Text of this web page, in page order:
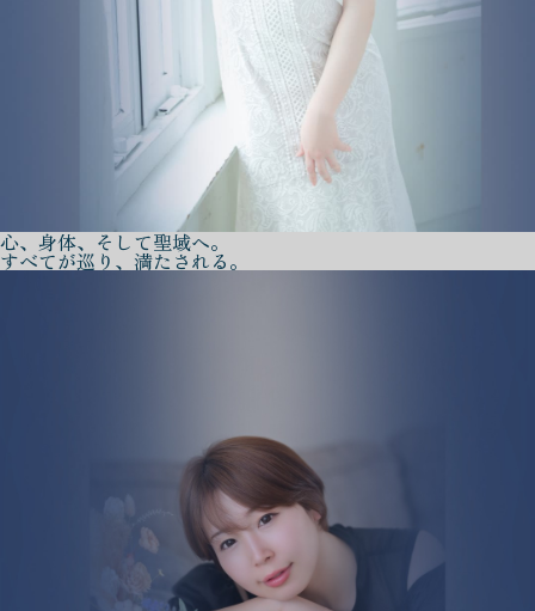
心、身体、そして聖域へ。
すべてが巡り、満たされる。